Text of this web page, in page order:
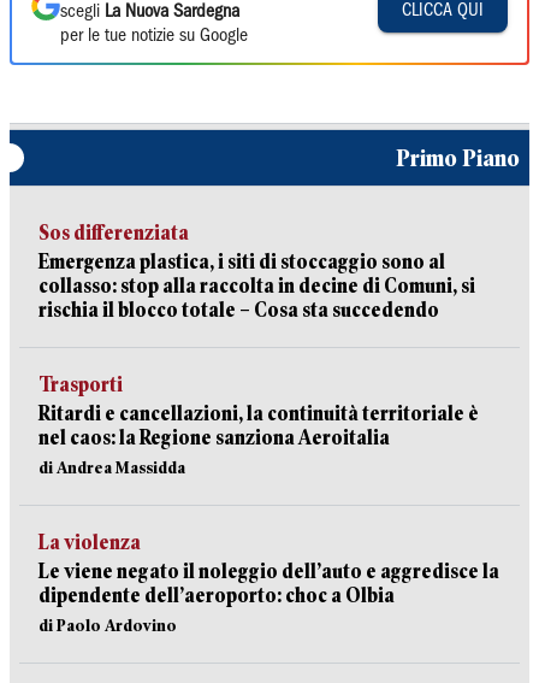
scegli La Nuova Sardegna
per le tue notizie su Google
CLICCA QUI
Primo Piano
Sos differenziata
Emergenza plastica, i siti di stoccaggio sono al
collasso: stop alla raccolta in decine di Comuni, si
rischia il blocco totale – Cosa sta succedendo
Trasporti
Ritardi e cancellazioni, la continuità territoriale è
nel caos: la Regione sanziona Aeroitalia
di Andrea Massidda
La violenza
Le viene negato il noleggio dell’auto e aggredisce la
dipendente dell’aeroporto: choc a Olbia
di Paolo Ardovino